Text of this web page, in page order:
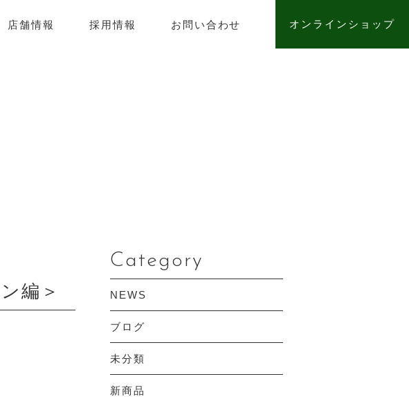
店舗情報 採用情報 お問い合わせ オンラインショップ
編＞
Category
NEWS
ブログ
未分類
新商品